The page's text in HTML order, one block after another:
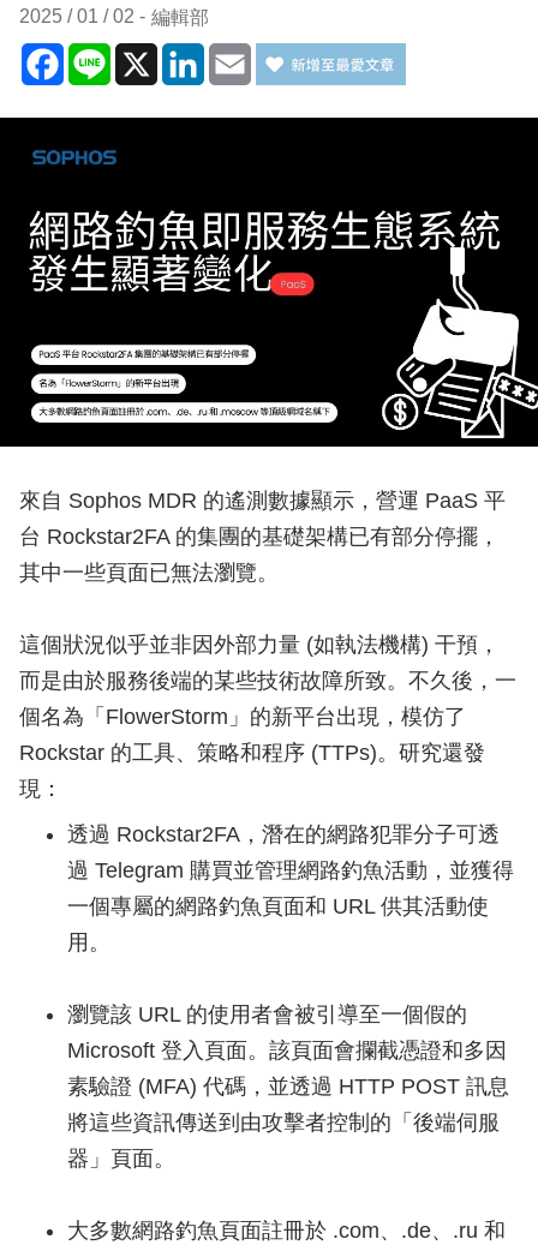
2025 / 01 / 02 編輯部
Facebook
Line X LinkedIn
Email
來自 Sophos MDR 的遙測數據顯示，營運 PaaS 平
台 Rockstar2FA 的集團的基礎架構已有部分停擺，
其中一些頁面已無法瀏覽。
這個狀況似乎並非因外部力量 (如執法機構) 干預，
而是由於服務後端的某些技術故障所致。不久後，一
個名為「FlowerStorm」的新平台出現，模仿了
Rockstar 的工具、策略和程序 (TTPs)。研究還發
現：
透過 Rockstar2FA，潛在的網路犯罪分子可透
過 Telegram 購買並管理網路釣魚活動，並獲得
一個專屬的網路釣魚頁面和 URL 供其活動使
用。
瀏覽該 URL 的使用者會被引導至一個假的
Microsoft 登入頁面。該頁面會攔截憑證和多因
素驗證 (MFA) 代碼，並透過 HTTP POST 訊息
將這些資訊傳送到由攻擊者控制的「後端伺服
器」頁面。
大多數網路釣魚頁面註冊於 .com、.de、.ru 和